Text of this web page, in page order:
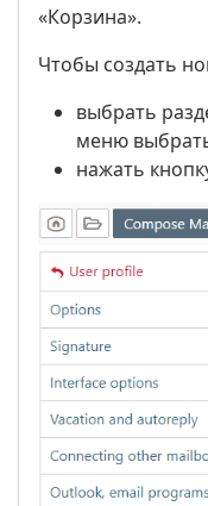
«Корзина».
Чтобы создать
выбрать
меню
нажать